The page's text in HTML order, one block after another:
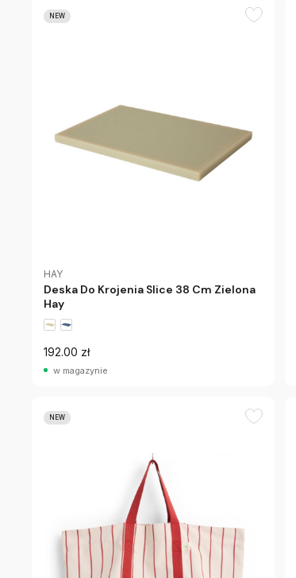
NEW
HAY
Deska Do Krojenia Slice 38 Cm Zielona
Hay
192.00 zł
w magazynie
NEW